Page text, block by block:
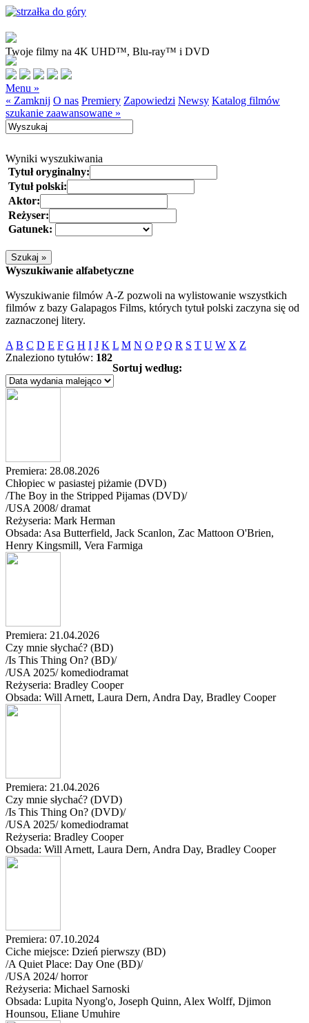
Twoje filmy na 4K UHD™, Blu-ray™ i DVD
Menu »
« Zamknij O nas Premiery Zapowiedzi Newsy Katalog filmów
szukanie zaawansowane »
Wyniki wyszukiwania
Tytuł oryginalny:
Tytuł polski:
Aktor:
Reżyser:
Gatunek:
Wyszukiwanie alfabetyczne
Wyszukiwanie filmów A-Z pozwoli na wylistowanie wszystkich
filmów z bazy Galapagos Films, których tytuł polski zaczyna się od
zaznaczonej litery.
A B C D E F G H I J K L M N O P Q R S T U W X Z
Znaleziono tytułów: 182
Sortuj według:
Premiera: 28.08.2026
Chłopiec w pasiastej piżamie (DVD)
/The Boy in the Stripped Pijamas (DVD)/
/USA 2008/dramat
Reżyseria: Mark Herman
Obsada: Asa Butterfield, Jack Scanlon, Zac Mattoon O'Brien,
Henry Kingsmill, Vera Farmiga
Premiera: 21.04.2026
Czy mnie słychać? (BD)
/Is This Thing On? (BD)/
/USA 2025/komediodramat
Reżyseria: Bradley Cooper
Obsada: Will Arnett, Laura Dern, Andra Day, Bradley Cooper
Premiera: 21.04.2026
Czy mnie słychać? (DVD)
/Is This Thing On? (DVD)/
/USA 2025/komediodramat
Reżyseria: Bradley Cooper
Obsada: Will Arnett, Laura Dern, Andra Day, Bradley Cooper
Premiera: 07.10.2024
Ciche miejsce: Dzień pierwszy (BD)
/A Quiet Place: Day One (BD)/
/USA 2024/horror
Reżyseria: Michael Sarnoski
Obsada: Lupita Nyong'o, Joseph Quinn, Alex Wolff, Djimon
Hounsou, Eliane Umuhire